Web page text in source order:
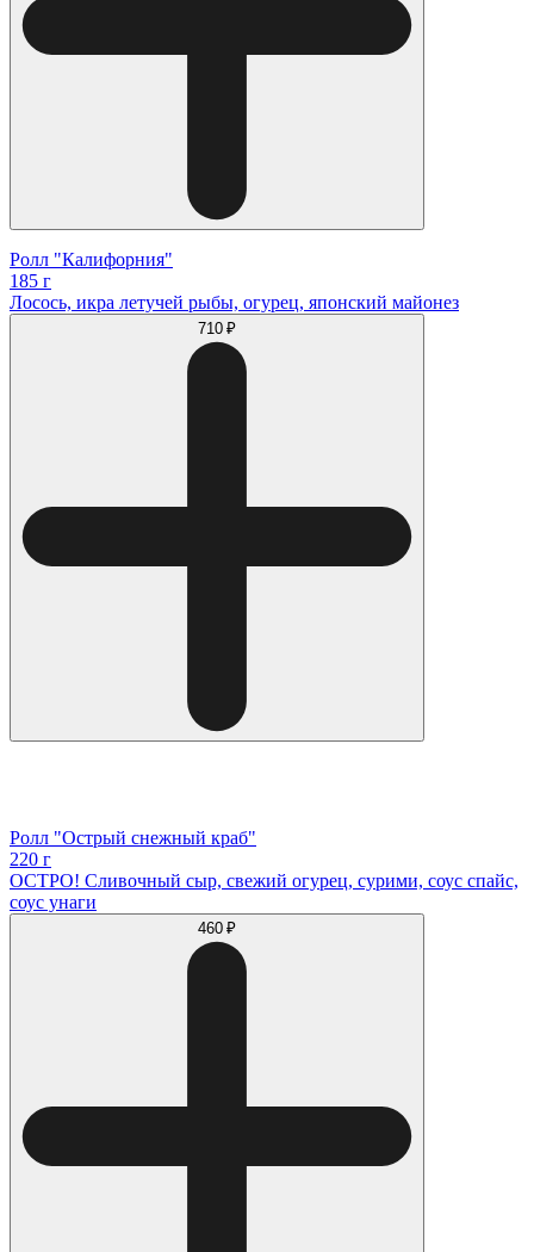
Ролл "Калифорния"
185 г
Лосось, икра летучей рыбы, огурец, японский майонез
710 ₽
Ролл "Острый снежный краб"
220 г
ОСТРО! Сливочный сыр, свежий огурец, сурими, соус спайс,
соус унаги
460 ₽